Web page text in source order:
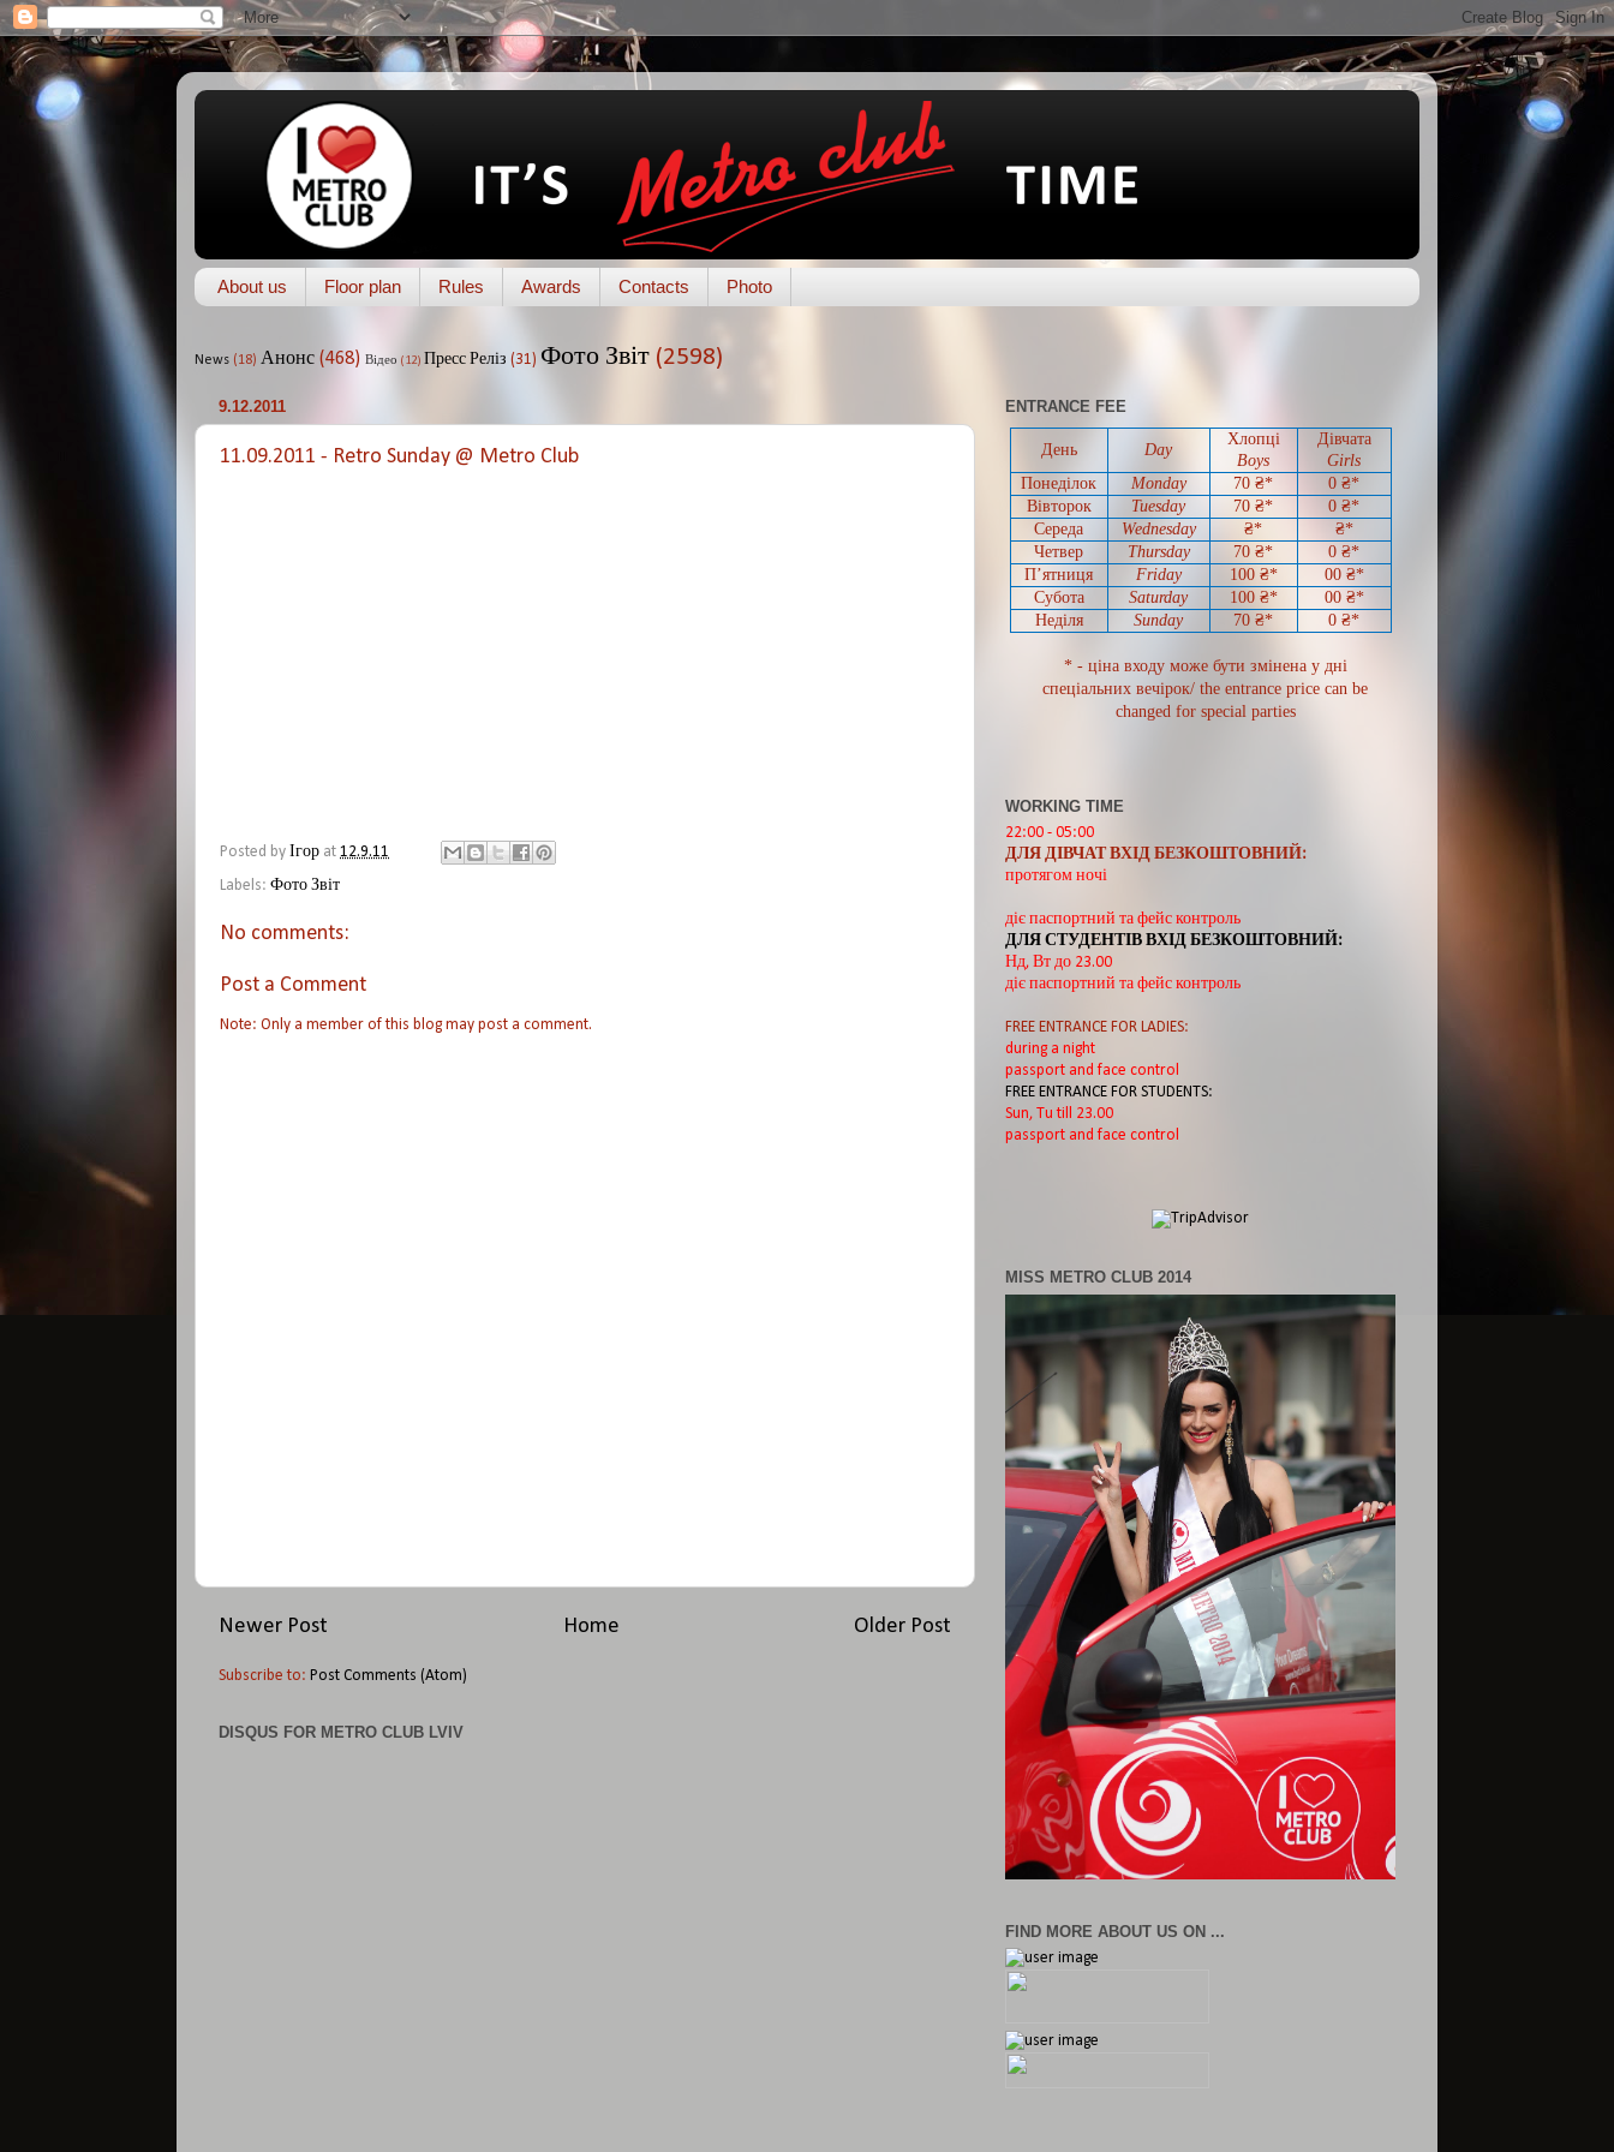
About us Floor plan Rules Awards Contacts Photo
News (18) Анонс (468) Відео (12) Пресс Реліз (31) Фото Звіт (2598)
9.12.2011
11.09.2011 - Retro Sunday @ Metro Club
Posted by Ігор at 12.9.11
Labels: Фото Звіт
No comments:
Post a Comment
Note: Only a member of this blog may post a comment.
Newer Post Older Post
Home
Subscribe to: Post Comments (Atom)
DISQUS FOR METRO CLUB LVIV
ENTRANCE FEE
День Day
Хлопці
Boys
Дівчата
Girls
Понеділок
Monday 70 ₴* 0 ₴*
Вівторок
Tuesday 70 ₴* 0 ₴*
Середа
Wednesday ₴*
₴*
Четвер
Thursday 70 ₴* 0 ₴*
П’ятниця
Friday 100 ₴* 00₴*
Субота
Saturday 100 ₴* 00₴*
Неділя
Sunday 70 ₴* 0 ₴*
* - ціна входу може бути змінена у дні
спеціальних вечірок/ the entrance price can be
changed for special parties
WORKING TIME
22:00 - 05:00
ДЛЯ ДІВЧАТ ВХІД БЕЗКОШТОВНИЙ:
протягом ночі
діє паспортний та фейс контроль
ДЛЯ СТУДЕНТІВ ВХІД БЕЗКОШТОВНИЙ:
Нд, Вт до 23.00
діє паспортний та фейс контроль
FREE ENTRANCE FOR LADIES:
during a night
passport and face control
FREE ENTRANCE FOR STUDENTS:
Sun, Tu till 23.00
passport and face control
MISS METRO CLUB 2014
FIND MORE ABOUT US ON ...